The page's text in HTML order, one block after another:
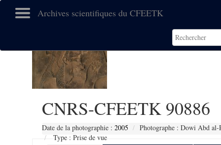
Archives scientifiques du CFEETK
CNRS-CFEETK 90886
Date de la photographie : 2005
Photographe : Dowi Abd
Type : Prise de vue